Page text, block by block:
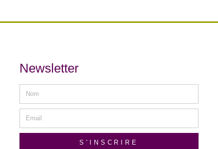
Newsletter
S'INSCRIRE